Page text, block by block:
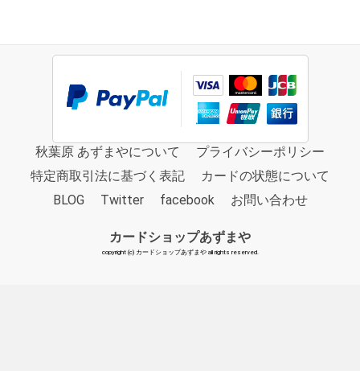
秋葉原 あずまやについて
プライバシーポリシー
特定商取引法に基づく表記
カードの状態について
BLOG
Twitter facebook お問い合わせ
カードショップあずまや
copyright (c) カードショップあずまや all rights reserved.